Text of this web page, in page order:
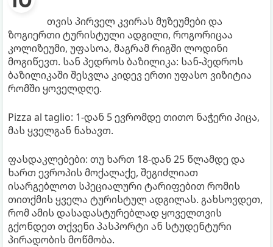
თვის პირველ კვირას მუზეუმები და
ზოგიერთი ტურისტული ადგილი, როგორიცაა
კოლიზეუმი, უფასოა, მაგრამ რიგში ლოდინი
მოგიწევთ. სან პედროს ბაზილიკა: სან-პედროს
ბაზილიკაში შესვლა კიდევ ერთი უფასო ვიზიტია
რომში ყოველდღე.
Pizza al taglio: 1-დან 5 ევრომდე თითო ნაჭერი პიცა,
მას ყველგან ნახავთ.
ფასდაკლებები: თუ ხართ 18-დან 25 წლამდე და
ხართ ევროპის მოქალაქე, შეგიძლიათ
ისარგებლოთ სპეციალური ტარიფებით რომის
თითქმის ყველა ტურისტულ ადგილას. გახსოვდეთ,
რომ ამის დასადასტურებლად ყოველთვის
გქონდეთ თქვენი პასპორტი ან სტუდენტური
პირადობის მოწმობა.